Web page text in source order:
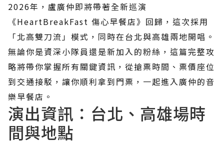
2026年，盧廣仲即將帶著全新巡演
《HeartBreakFast 傷心早餐店》回歸，這次採用
「北高雙刀流」模式，同時在台北與高雄兩地開唱。
無論你是資深小隊員還是新加入的粉絲，這篇完整攻
略將帶你掌握所有關鍵資訊，從搶票時間、票價座位
到交通接駁，讓你順利拿到門票，一起進入廣仲的音
樂早餐店。
演出資訊：台北、高雄場時
間與地點